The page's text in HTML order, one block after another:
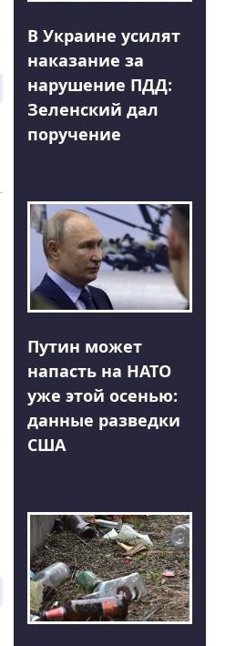
В Украине усилят
наказание за
нарушение ПДД:
Зеленский дал
поручение
Путин может
напасть на НАТО
уже этой осенью:
данные разведки
США